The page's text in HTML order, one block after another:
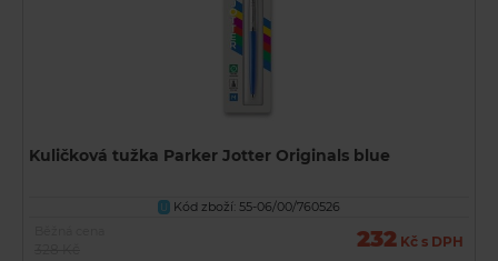
Kuličková tužka Parker Jotter Originals blue
U
Kód zboží: 55-06/00/760526
232 Kč s DPH